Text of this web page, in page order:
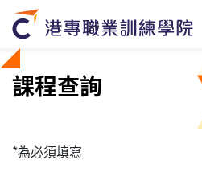
課程查詢
*為必須填寫